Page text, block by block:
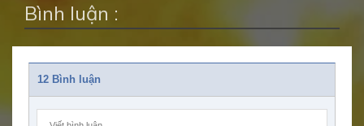
Bình luận :
12 Bình luận